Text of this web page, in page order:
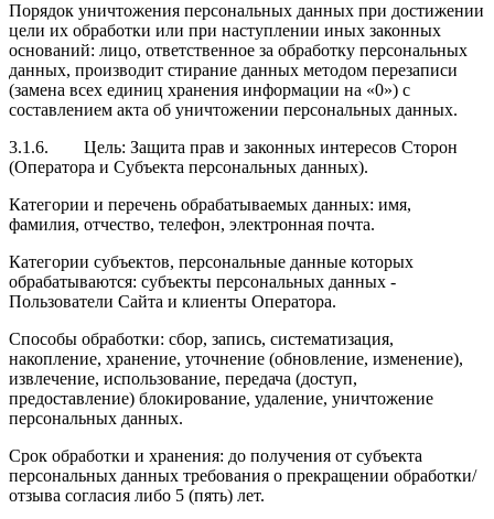
Порядок уничтожения персональных данных при достижении
цели их обработки или при наступлении иных законных
оснований: лицо, ответственное за обработку персональных
данных, производит стирание данных методом перезаписи
(замена всех единиц хранения информации на «0») с
составлением акта об уничтожении персональных данных.
3.1.6.
Цель: Защита прав и законных интересов Сторон
(Оператора и Субъекта персональных данных).
Категории и перечень обрабатываемых данных: имя,
фамилия, отчество, телефон, электронная почта.
Категории субъектов, персональные данные которых
обрабатываются: субъекты персональных данных -
Пользователи Сайта и клиенты Оператора.
Способы обработки: сбор, запись, систематизация,
накопление, хранение, уточнение (обновление, изменение),
извлечение, использование, передача (доступ,
предоставление) блокирование, удаление, уничтожение
персональных данных.
Срок обработки и хранения: до получения от субъекта
персональных данных требования о прекращении обработки/
отзыва согласия либо 5 (пять) лет.